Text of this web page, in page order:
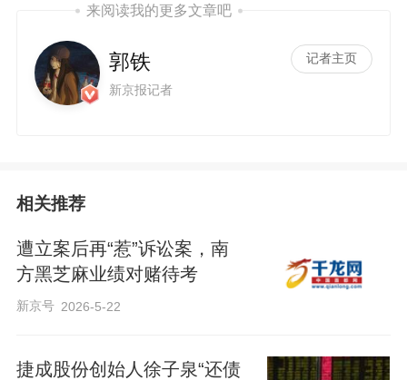
来阅读我的更多文章吧
郭铁
新京报记者
记者主页
相关推荐
遭立案后再“惹”诉讼案，南
方黑芝麻业绩对赌待考
新京号 2026-5-22
捷成股份创始人徐子泉“还债